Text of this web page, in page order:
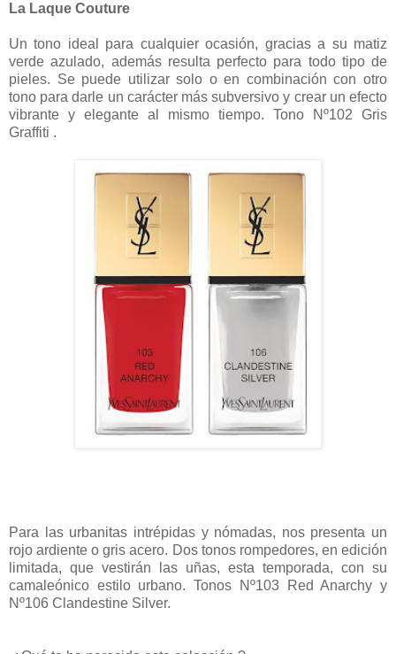
La Laque Couture
Un tono ideal para cualquier ocasión, gracias a su matiz
verde azulado, además resulta perfecto para todo tipo de
pieles. Se puede utilizar solo o en combinación con otro
tono para darle un carácter más subversivo y crear un efecto
vibrante y elegante al mismo tiempo. Tono Nº102 Gris
Graffiti .
Para las urbanitas intrépidas y nómadas, nos presenta un
rojo ardiente o gris acero. Dos tonos rompedores, en edición
limitada, que vestirán las uñas, esta temporada, con su
camaleónico estilo urbano. Tonos Nº103 Red Anarchy y
Nº106 Clandestine Silver.